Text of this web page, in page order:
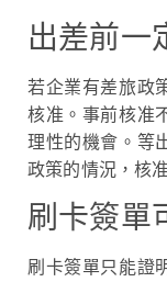
出差前一
若企業有差旅政
核准。事前核准
理性的機會。等
政策的情況，核
刷卡簽單
刷卡簽單只能證